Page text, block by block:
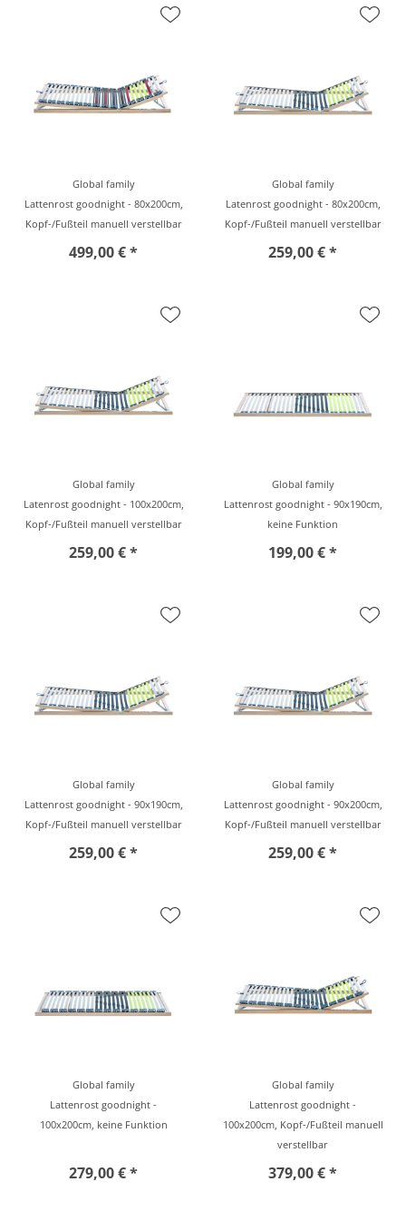
Global family
Lattenrost goodnight - 80x200cm,
Kopf-/Fußteil manuell verstellbar
499,00 € *
Global family
Latenrost goodnight - 80x200cm,
Kopf-/Fußteil manuell verstellbar
259,00 € *
Global family
Latenrost goodnight - 100x200cm,
Kopf-/Fußteil manuell verstellbar
259,00 € *
Global family
Lattenrost goodnight - 90x190cm,
keine Funktion
199,00 € *
Global family
Lattenrost goodnight - 90x190cm,
Kopf-/Fußteil manuell verstellbar
259,00 € *
Global family
Lattenrost goodnight - 90x200cm,
Kopf-/Fußteil manuell verstellbar
259,00 € *
Global family
Lattenrost goodnight -
100x200cm, keine Funktion
279,00 € *
Global family
Lattenrost goodnight -
100x200cm, Kopf-/Fußteil manuell
verstellbar
379,00 € *